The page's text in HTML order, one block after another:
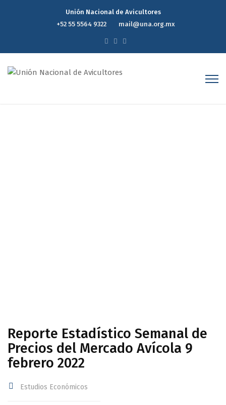
Unión Nacional de Avicultores
+52 55 5564 9322
mail@una.org.mx
Reporte Estadístico Semanal de
Precios del Mercado Avícola 9
febrero 2022
Estudios Económicos